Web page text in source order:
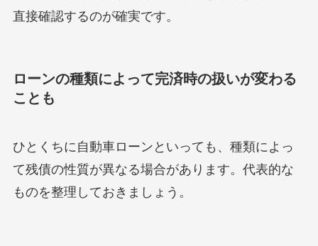
直接確認するのが確実です。
ローンの種類によって完済時の扱いが変わる
ことも
ひとくちに自動車ローンといっても、種類によっ
て残債の性質が異なる場合があります。代表的な
ものを整理しておきましょう。